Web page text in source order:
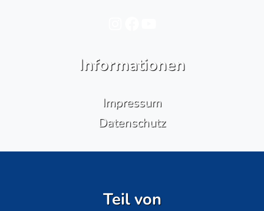
Informationen
Impressum
Datenschutz
Teil von